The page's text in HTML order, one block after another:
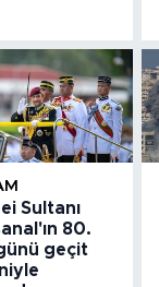
Sultanı
80.
geçit